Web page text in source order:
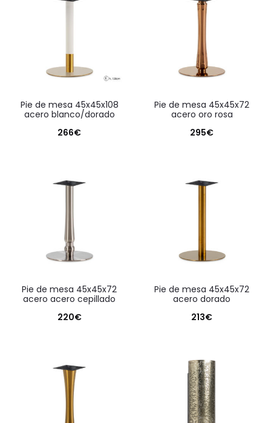
pie de mesa 45x45x108
acero blanco/dorado
266€
pie de mesa 45x45x72
acero oro rosa
295€
pie de mesa 45x45x72
acero acero cepillado
220€
pie de mesa 45x45x72
acero dorado
213€